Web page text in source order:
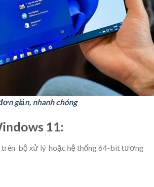
giản, nhanh chóng
11:
trên bộ xử lý hoặc hệ thống 64-bit tương